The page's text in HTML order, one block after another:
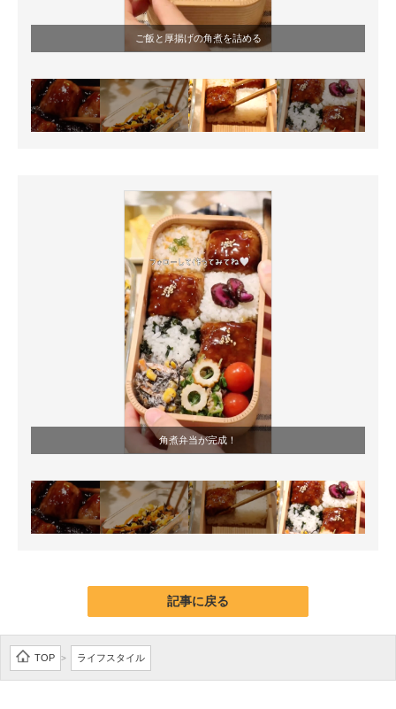
ご飯と厚揚げの角煮を詰める
角煮弁当が完成！
記事に戻る
TOP > ライフスタイル